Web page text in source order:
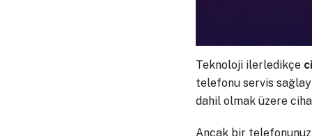
Teknoloji ilerledikçe
telefonu servis
dahil olmak üzere
Ancak bir telefonunuz